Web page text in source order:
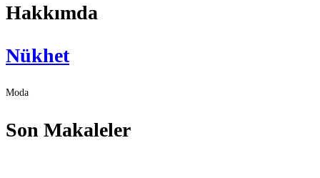
Hakkımda
Nükhet
Moda
Son Makaleler